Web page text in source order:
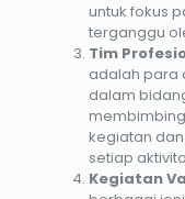
untuk fokus
terganggu
Tim
adalah para
dalam
kegiatan
setiap
Kegiatan